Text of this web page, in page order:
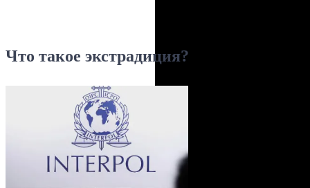
Что такое экстрадиция?​